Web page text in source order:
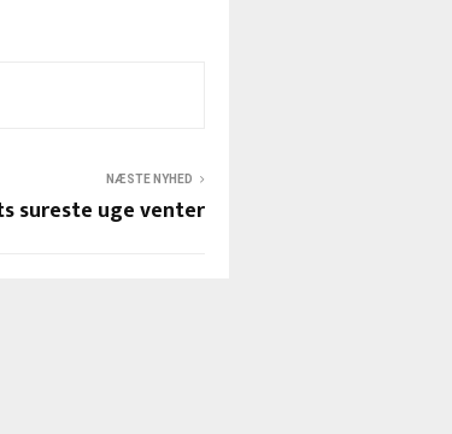
NÆSTE NYHED
sureste uge venter